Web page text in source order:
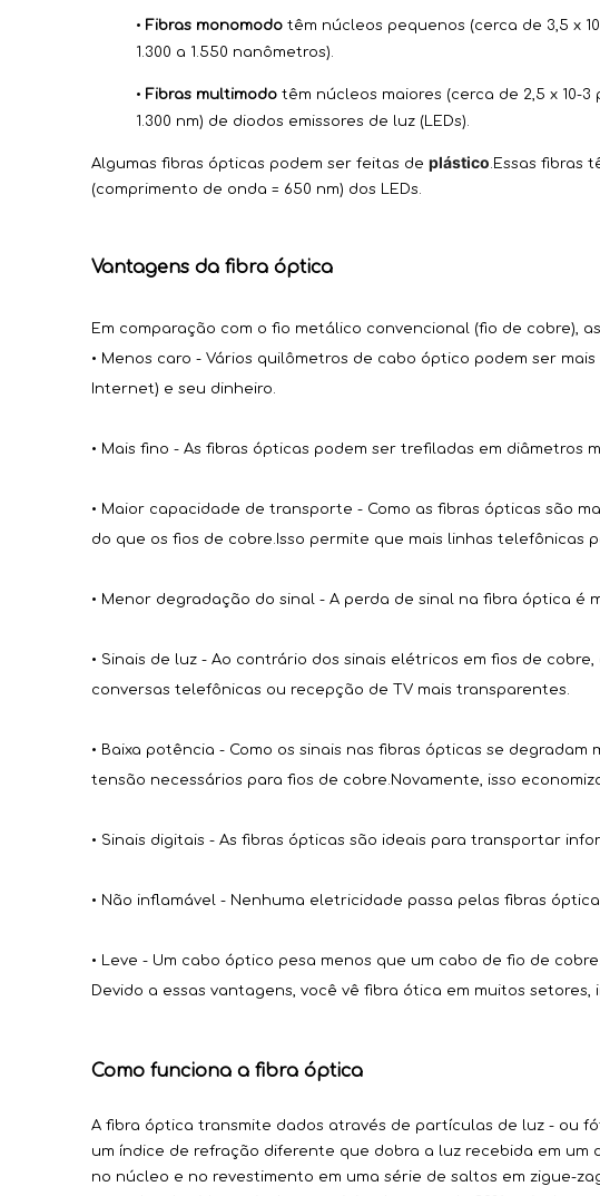
• Fibras monomodo têm núcleos pequenos (cerca de 3,5 x
1.300 a 1.550 nanômetros).
• Fibras multimodo têm núcleos maiores (cerca de 2,5 x 10-
1.300 nm) de diodos emissores de luz (LEDs).
Algumas fibras ópticas podem ser feitas de plástico.Essas fibras
(comprimento de onda = 650 nm) dos LEDs.
Vantagens da fibra óptica
Em comparação com o fio metálico convencional (fio de cobre),
• Menos caro - Vários quilômetros de cabo óptico podem ser
Internet) e seu dinheiro.
• Mais fino - As fibras ópticas podem ser trefiladas em diâmetros
• Maior capacidade de transporte - Como as fibras ópticas são
do que os fios de cobre.Isso permite que mais linhas telefônicas
• Menor degradação do sinal - A perda de sinal na fibra óptica é
• Sinais de luz - Ao contrário dos sinais elétricos em fios de
conversas telefônicas ou recepção de TV mais transparentes.
• Baixa potência - Como os sinais nas fibras ópticas se
tensão necessários para fios de cobre.Novamente, isso
• Sinais digitais - As fibras ópticas são ideais para transportar
• Não inflamável - Nenhuma eletricidade passa pelas fibras
• Leve - Um cabo óptico pesa menos que um cabo de fio de
Devido a essas vantagens, você vê fibra ótica em muitos
Como funciona a fibra óptica
A fibra óptica transmite dados através de partículas de luz - ou
um índice de refração diferente que dobra a luz recebida em
no núcleo e no revestimento em uma série de saltos em zigue-